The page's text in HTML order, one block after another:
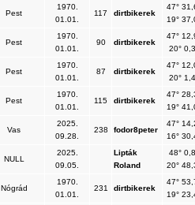
Pest
1970.
01.01.
117 dirtbikerek
47°
19°
Pest
1970.
01.01.
90 dirtbikerek
47°
20°
Pest
1970.
01.01.
87 dirtbikerek
47°
20°
Pest
1970.
01.01.
115 dirtbikerek
47°
19°
Vas
2025.
09.28.
238 fodor8peter
47°
16°
NULL
2025.
09.05.
Lipták
Roland
48°
20°
Nógrád
1970.
01.01.
231 dirtbikerek
47°
19°